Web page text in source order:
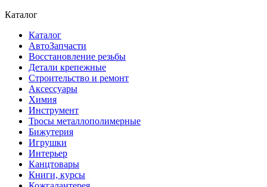
Каталог
Каталог
АвтоЗапчасти
Восстановление резьбы
Детали крепежные
Строительство и ремонт
Аксессуары
Химия
Инструмент
Тросы металлополимерные
Бижутерия
Игрушки
Интерьер
Канцтовары
Книги, курсы